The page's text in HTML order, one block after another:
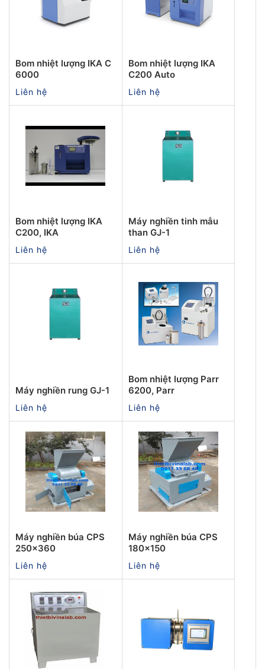
Bom nhiệt lượng IKA C
6000
Liên hệ
Bom nhiệt lượng IKA
C200 Auto
Liên hệ
Bom nhiệt lượng IKA
C200, IKA
Liên hệ
Máy nghiền tinh mẫu
than GJ-1
Liên hệ
Máy nghiền rung GJ-1
Liên hệ
Bom nhiệt lượng Parr
6200, Parr
Liên hệ
Máy nghiền búa CPS
250x360
Liên hệ
Máy nghiền búa CPS
180x150
Liên hệ